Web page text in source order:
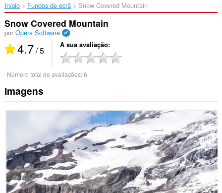
Início Fundos de ecrã Snow Covered Mountain‎
Snow Covered Mountain
por Opera Software
4.7/ 5 A sua avaliação
Número total de avaliações:6
Imagens